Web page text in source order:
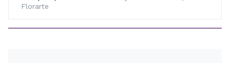
Florarte